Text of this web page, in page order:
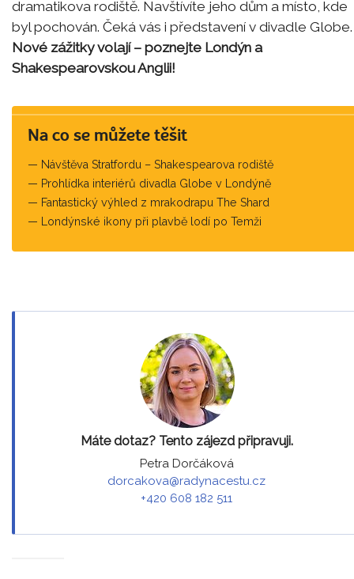
dramatikova rodiště. Navštívíte jeho dům a místo, kde
byl pochován. Čeká vás i představení v divadle Globe.
Nové zážitky volají – poznejte Londýn a
Shakespearovskou Anglii!
Na co se můžete těšit
Návštěva Stratfordu – Shakespearova rodiště
Prohlídka interiérů divadla Globe v Londýně
Fantastický výhled z mrakodrapu The Shard
Londýnské ikony při plavbě lodí po Temži
Máte dotaz? Tento zájezd připravuji.
Petra Dorčáková
dorcakova@radynacestu.cz
+420 608 182 511